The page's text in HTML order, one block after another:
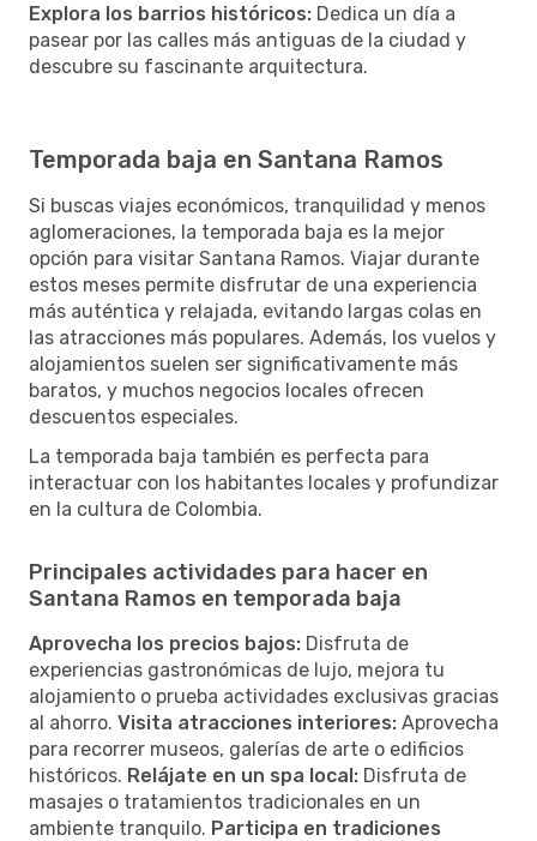
Explora los barrios históricos: Dedica un día a
pasear por las calles más antiguas de la ciudad y
descubre su fascinante arquitectura.
Temporada baja en Santana Ramos
Si buscas viajes económicos, tranquilidad y menos
aglomeraciones, la temporada baja es la mejor
opción para visitar Santana Ramos. Viajar durante
estos meses permite disfrutar de una experiencia
más auténtica y relajada, evitando largas colas en
las atracciones más populares. Además, los vuelos y
alojamientos suelen ser significativamente más
baratos, y muchos negocios locales ofrecen
descuentos especiales.
La temporada baja también es perfecta para
interactuar con los habitantes locales y profundizar
en la cultura de Colombia.
Principales actividades para hacer en
Santana Ramos en temporada baja
Aprovecha los precios bajos: Disfruta de
experiencias gastronómicas de lujo, mejora tu
alojamiento o prueba actividades exclusivas gracias
al ahorro. Visita atracciones interiores: Aprovecha
para recorrer museos, galerías de arte o edificios
históricos. Relájate en un spa local: Disfruta de
masajes o tratamientos tradicionales en un
ambiente tranquilo. Participa en tradiciones